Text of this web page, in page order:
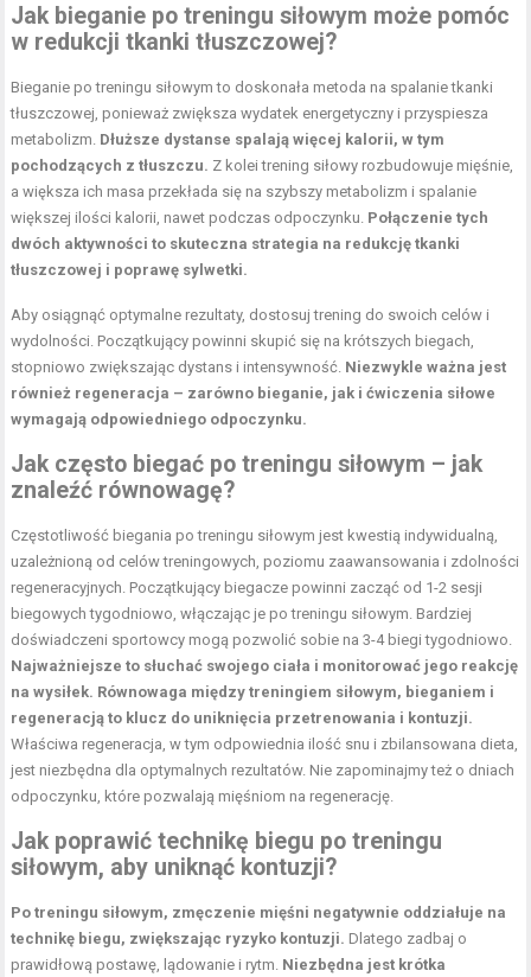
Jak bieganie po treningu siłowym może pomóc
w redukcji tkanki tłuszczowej?
Bieganie po treningu siłowym to doskonała metoda na spalanie tkanki
tłuszczowej, ponieważ zwiększa wydatek energetyczny i przyspiesza
metabolizm. Dłuższe dystanse spalają więcej kalorii, w tym
pochodzących z tłuszczu. Z kolei trening siłowy rozbudowuje mięśnie,
a większa ich masa przekłada się na szybszy metabolizm i spalanie
większej ilości kalorii, nawet podczas odpoczynku. Połączenie tych
dwóch aktywności to skuteczna strategia na redukcję tkanki
tłuszczowej i poprawę sylwetki.
Aby osiągnąć optymalne rezultaty, dostosuj trening do swoich celów i
wydolności. Początkujący powinni skupić się na krótszych biegach,
stopniowo zwiększając dystans i intensywność. Niezwykle ważna jest
również regeneracja – zarówno bieganie, jak i ćwiczenia siłowe
wymagają odpowiedniego odpoczynku.
Jak często biegać po treningu siłowym – jak
znaleźć równowagę?
Częstotliwość biegania po treningu siłowym jest kwestią indywidualną,
uzależnioną od celów treningowych, poziomu zaawansowania i zdolności
regeneracyjnych. Początkujący biegacze powinni zacząć od 1-2 sesji
biegowych tygodniowo, włączając je po treningu siłowym. Bardziej
doświadczeni sportowcy mogą pozwolić sobie na 3-4 biegi tygodniowo.
Najważniejsze to słuchać swojego ciała i monitorować jego reakcję
na wysiłek. Równowaga między treningiem siłowym, bieganiem i
regeneracją to klucz do uniknięcia przetrenowania i kontuzji.
Właściwa regeneracja, w tym odpowiednia ilość snu i zbilansowana dieta,
jest niezbędna dla optymalnych rezultatów. Nie zapominajmy też o dniach
odpoczynku, które pozwalają mięśniom na regenerację.
Jak poprawić technikę biegu po treningu
siłowym, aby uniknąć kontuzji?
Po treningu siłowym, zmęczenie mięśni negatywnie oddziałuje na
technikę biegu, zwiększając ryzyko kontuzji. Dlatego zadbaj o
prawidłową postawę, lądowanie i rytm. Niezbędna jest krótka